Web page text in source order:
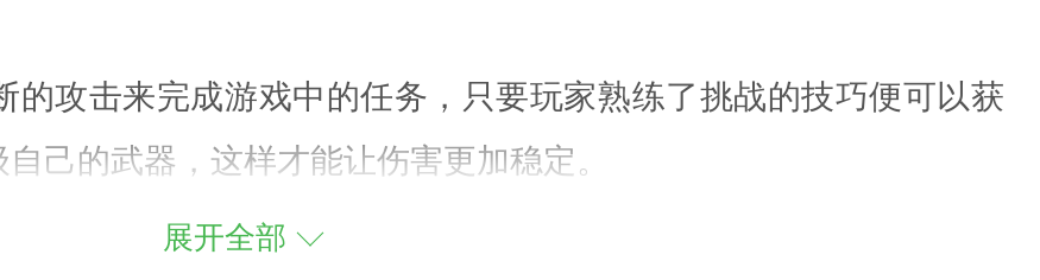
的攻击来完成游戏中的任务，只要玩家熟练了挑战的技巧便可以获
己的武器，这样才能让伤害更加稳定。
展开全部